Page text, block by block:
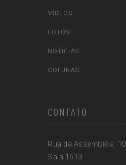
VÍDEOS
FOTOS
NOTÍCIAS
COLUNAS
CONTATO
Rua da Assembléia, 10
Sala 1613